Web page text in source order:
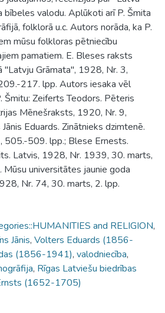
bībeles valodu. Aplūkoti arī P. Šmita
folklorā u.c. Autors norāda, ka P.
mūsu folkloras pētniecību
pamatiem. E. Bleses raksts
Grāmata", 1928, Nr. 3,
217. lpp. Autors iesaka vēl
Šmitu: Zeiferts Teodors. Pēteris
Mēnešraksts, 1920, Nr. 9,
Eduards. Zinātnieks dzimtenē.
505.-509. lpp.; Blese Ernests.
Latvis, 1928, Nr. 1939, 30. marts,
Mūsu universitātes jaunie goda
Nr. 74, 30. marts, 2. lpp.
and RELIGION,
Jānis, Volters Eduards (1856-
(1856-1941), valodniecība,
, Rīgas Latviešu biedrības
(1652-1705)